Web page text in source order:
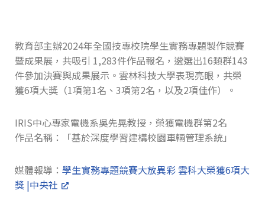
教育部主辦2024年全國技專校院學生實務專題製作競賽
暨成果展，共吸引 1,283件作品報名，遴選出16類群143
件參加決賽與成果展示。雲林科技大學表現亮眼，共榮
獲6項大獎（1項第1名、3項第2名，以及2項佳作）。
IRIS中心專家電機系吳先晃教授，榮獲電機群第2名
作品名稱：「基於深度學習建構校園車輛管理系統」
媒體報導： 學生實務專題競賽大放異彩 雲科大榮獲6項大
獎 |中央社